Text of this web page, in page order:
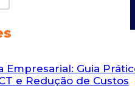
Empresarial: Guia
e Redução de Custos